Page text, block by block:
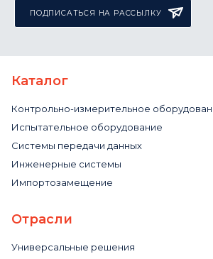
ПОДПИСАТЬСЯ НА РАССЫЛКУ
Каталог
Контрольно-измерительное
Испытательное оборудование
Системы передачи данных
Инженерные системы
Импортозамещение
Отрасли
Универсальные решения